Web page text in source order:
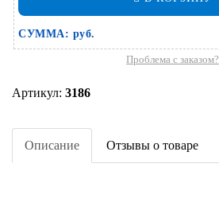
СУММА: руб.
Проблема с заказом?
Артикул: 3186
Описание Отзывы о товаре